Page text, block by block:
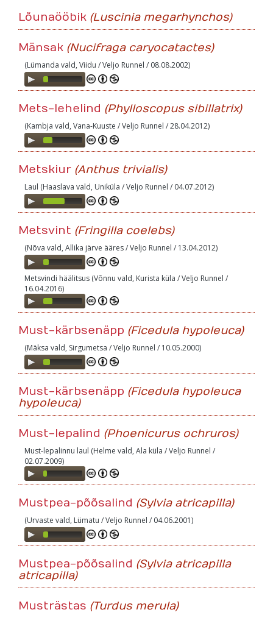
Lõunaööbik (Luscinia megarhynchos)
Mänsak (Nucifraga caryocatactes)
(Lümanda vald, Viidu / Veljo Runnel / 08.08.2002)
Audio
Player
Mets-lehelind (Phylloscopus sibillatrix)
(Kambja vald, Vana-Kuuste / Veljo Runnel / 28.04.2012)
Audio
Player
Metskiur (Anthus trivialis)
Laul (Haaslava vald, Uniküla / Veljo Runnel / 04.07.2012)
Audio
Player
Metsvint (Fringilla coelebs)
(Nõva vald, Allika järve ääres / Veljo Runnel / 13.04.2012)
Audio
Player
Metsvindi häälitsus (Võnnu vald, Kurista küla / Veljo Runnel /
16.04.2016)
Audio
Player
Must-kärbsenäpp (Ficedula hypoleuca)
(Mäksa vald, Sirgumetsa / Veljo Runnel / 10.05.2000)
Audio
Player
Must-kärbsenäpp (Ficedula hypoleuca
hypoleuca)
Must-lepalind (Phoenicurus ochruros)
Must-lepalinnu laul (Helme vald, Ala küla / Veljo Runnel /
02.07.2009)
Audio
Player
Mustpea-põõsalind (Sylvia atricapilla)
(Urvaste vald, Lümatu / Veljo Runnel / 04.06.2001)
Audio
Player
Mustpea-põõsalind (Sylvia atricapilla
atricapilla)
Musträstas (Turdus merula)